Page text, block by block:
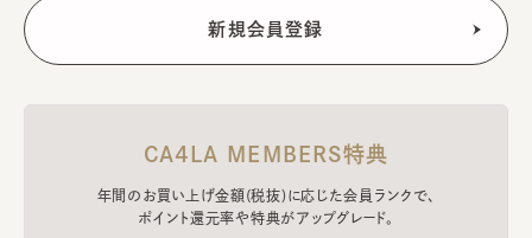
CA4LA MEMBERS特典
年間のお買い上げ金額(税抜)に応じた会員ランクで、
ポイント還元率や特典がアップグレード。